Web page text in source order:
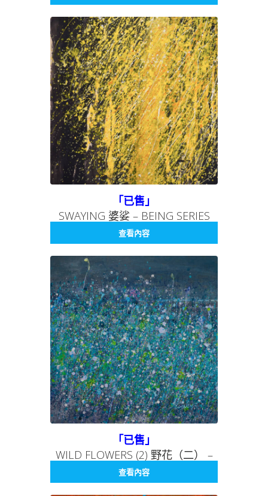
「已售」
SWAYING 婆娑 – BEING SERIES
013 存在系列 013
查看內容
「已售」
WILD FLOWERS (2) 野花（二） –
BEING SERIES 012 存在系列 012
查看內容